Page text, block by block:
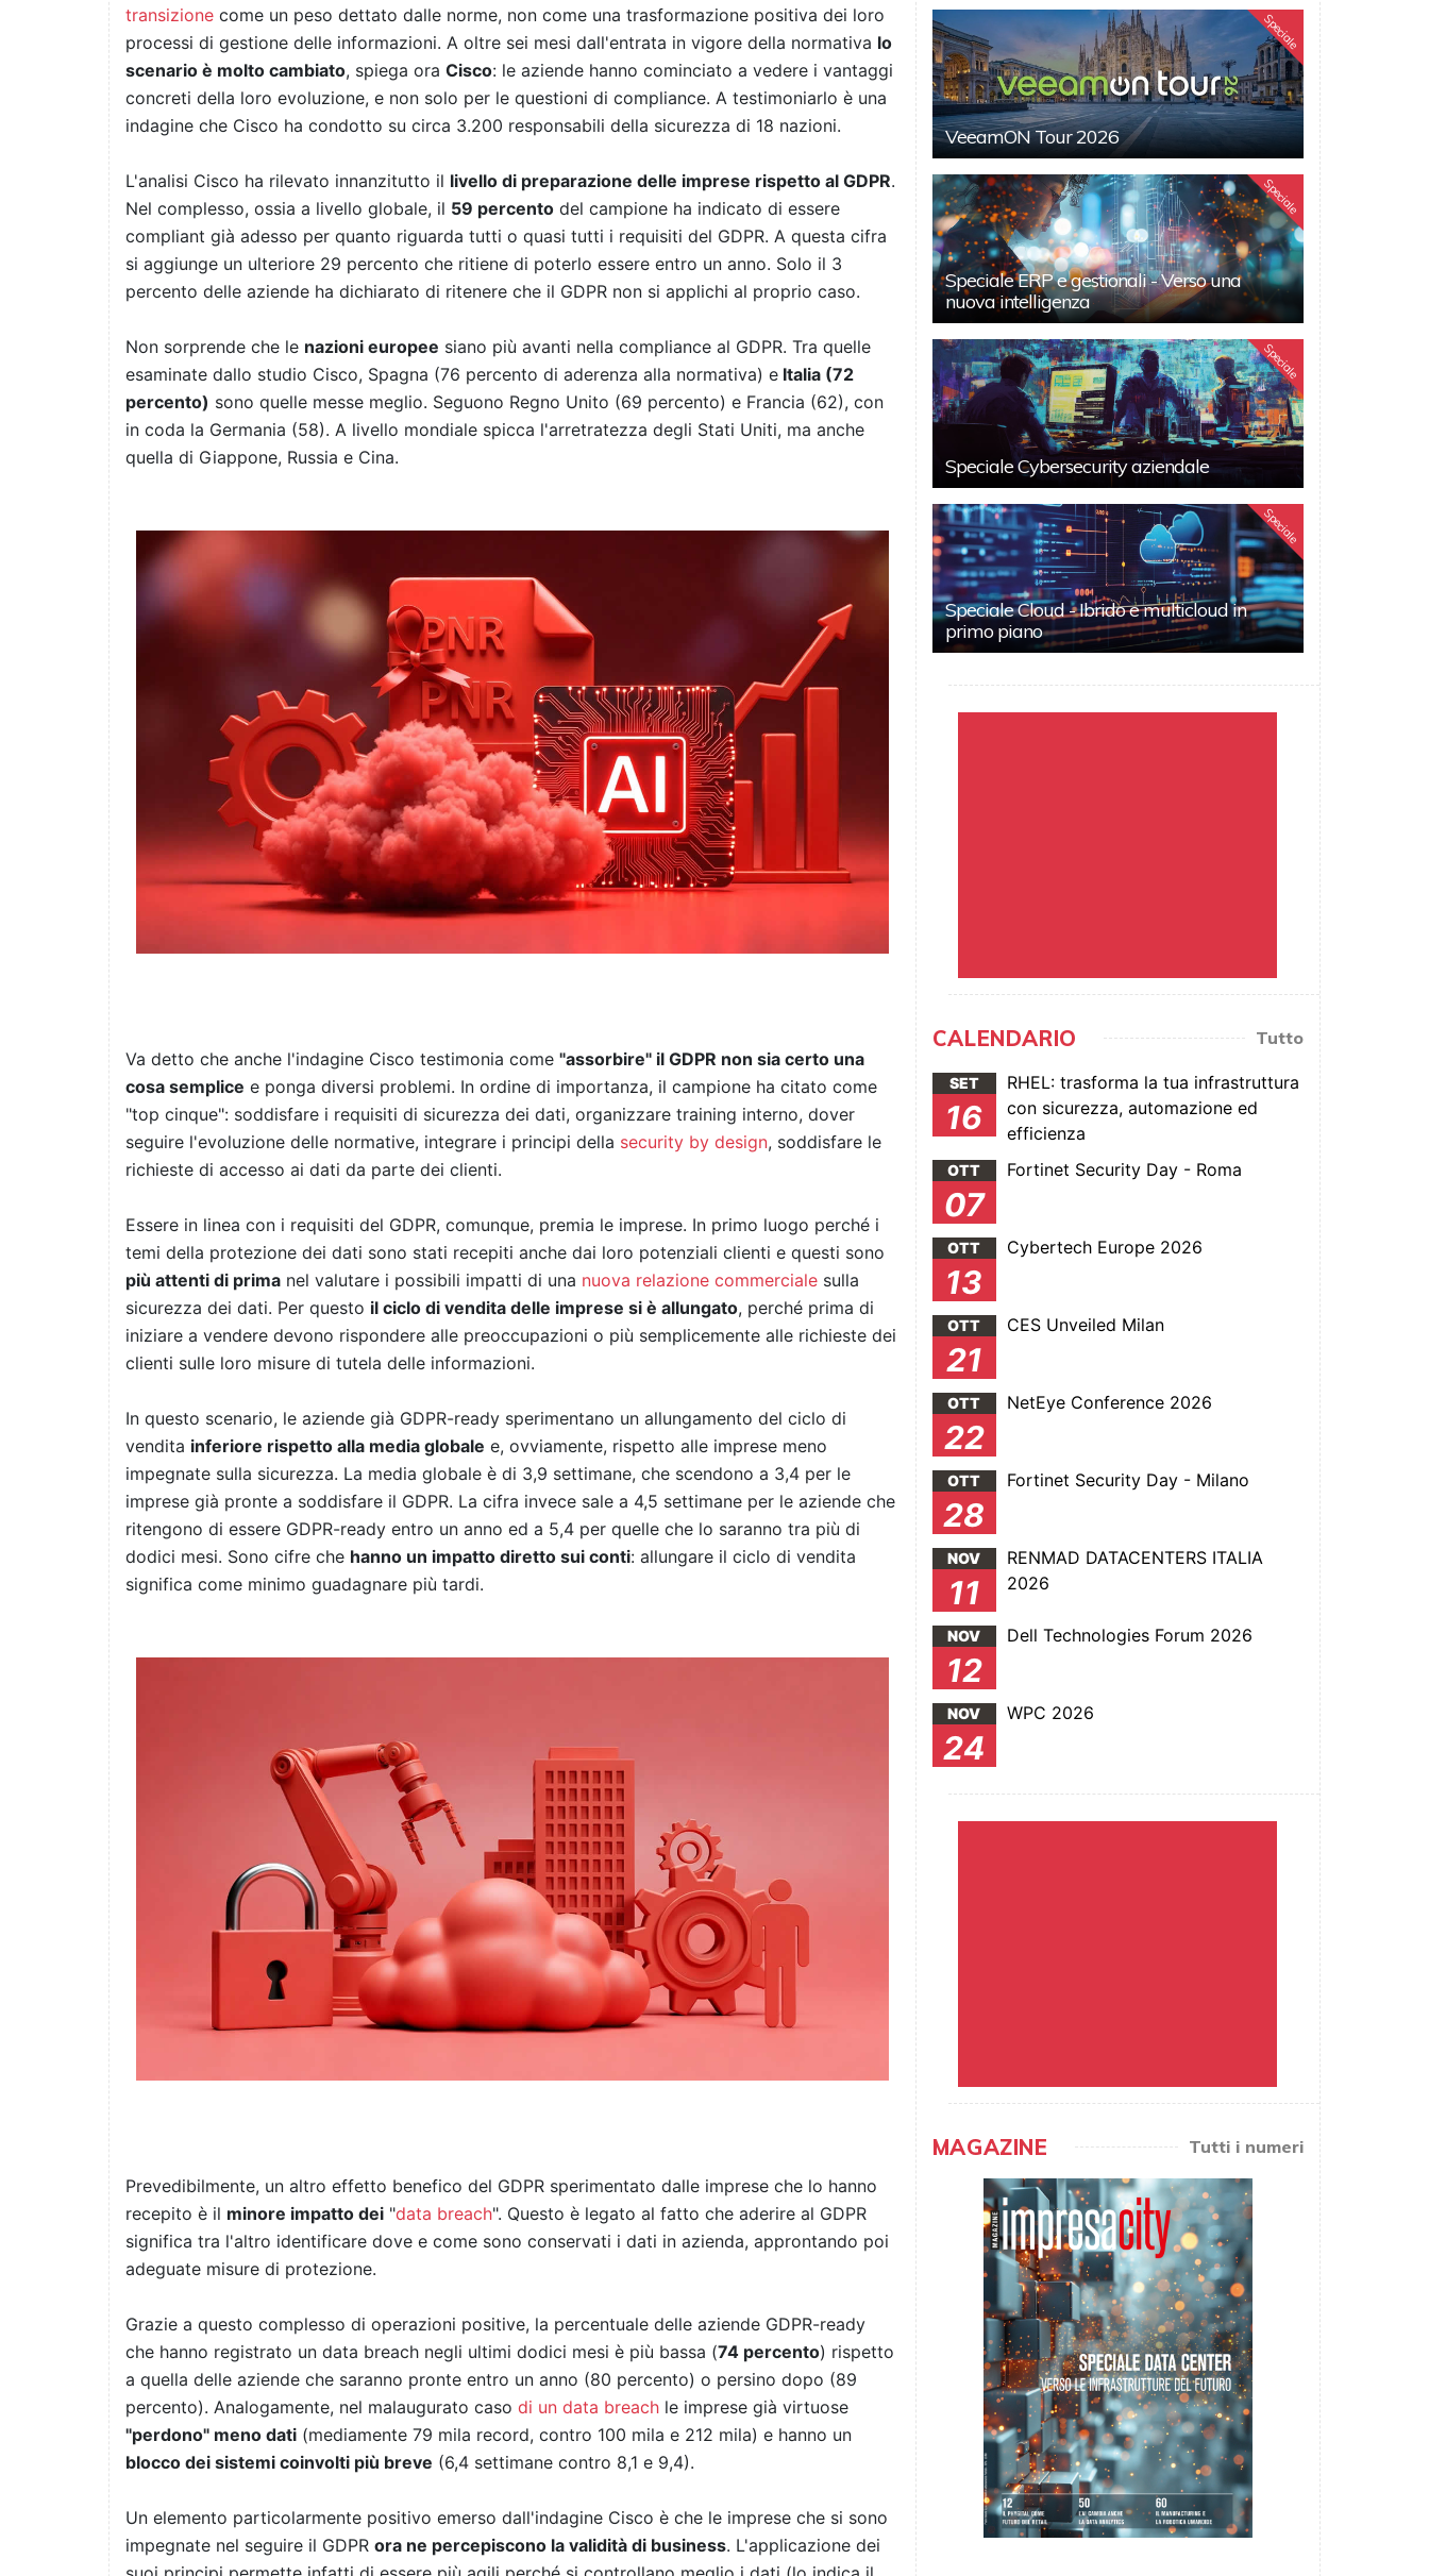
transizione come un peso dettato dalle norme, non come una trasformazione positiva dei loro
processi di gestione delle informazioni. A oltre sei mesi dall'entrata in vigore della normativa lo
scenario è molto cambiato, spiega ora Cisco: le aziende hanno cominciato a vedere i vantaggi
concreti della loro evoluzione, e non solo per le questioni di compliance. A testimoniarlo è una
indagine che Cisco ha condotto su circa 3.200 responsabili della sicurezza di 18 nazioni.
L'analisi Cisco ha rilevato innanzitutto il livello di preparazione delle imprese rispetto al GDPR.
Nel complesso, ossia a livello globale, il 59 percento del campione ha indicato di essere
compliant già adesso per quanto riguarda tutti o quasi tutti i requisiti del GDPR. A questa cifra
si aggiunge un ulteriore 29 percento che ritiene di poterlo essere entro un anno. Solo il 3
percento delle aziende ha dichiarato di ritenere che il GDPR non si applichi al proprio caso.
Non sorprende che le nazioni europee siano più avanti nella compliance al GDPR. Tra quelle
esaminate dallo studio Cisco, Spagna (76 percento di aderenza alla normativa) e Italia (72
percento) sono quelle messe meglio. Seguono Regno Unito (69 percento) e Francia (62), con
in coda la Germania (58). A livello mondiale spicca l'arretratezza degli Stati Uniti, ma anche
quella di Giappone, Russia e Cina.
Va detto che anche l'indagine Cisco testimonia come "assorbire" il GDPR non sia certo una
cosa semplice e ponga diversi problemi. In ordine di importanza, il campione ha citato come
"top cinque": soddisfare i requisiti di sicurezza dei dati, organizzare training interno, dover
seguire l'evoluzione delle normative, integrare i principi della security by design, soddisfare le
richieste di accesso ai dati da parte dei clienti.
Essere in linea con i requisiti del GDPR, comunque, premia le imprese. In primo luogo perché i
temi della protezione dei dati sono stati recepiti anche dai loro potenziali clienti e questi sono
più attenti di prima nel valutare i possibili impatti di una nuova relazione commerciale sulla
sicurezza dei dati. Per questo il ciclo di vendita delle imprese si è allungato, perché prima di
iniziare a vendere devono rispondere alle preoccupazioni o più semplicemente alle richieste dei
clienti sulle loro misure di tutela delle informazioni.
In questo scenario, le aziende già GDPR-ready sperimentano un allungamento del ciclo di
vendita inferiore rispetto alla media globale e, ovviamente, rispetto alle imprese meno
impegnate sulla sicurezza. La media globale è di 3,9 settimane, che scendono a 3,4 per le
imprese già pronte a soddisfare il GDPR. La cifra invece sale a 4,5 settimane per le aziende che
ritengono di essere GDPR-ready entro un anno ed a 5,4 per quelle che lo saranno tra più di
dodici mesi. Sono cifre che hanno un impatto diretto sui conti: allungare il ciclo di vendita
significa come minimo guadagnare più tardi.
Prevedibilmente, un altro effetto benefico del GDPR sperimentato dalle imprese che lo hanno
recepito è il minore impatto dei "data breach". Questo è legato al fatto che aderire al GDPR
significa tra l'altro identificare dove e come sono conservati i dati in azienda, approntando poi
adeguate misure di protezione.
Grazie a questo complesso di operazioni positive, la percentuale delle aziende GDPR-ready
che hanno registrato un data breach negli ultimi dodici mesi è più bassa (74 percento) rispetto
a quella delle aziende che saranno pronte entro un anno (80 percento) o persino dopo (89
percento). Analogamente, nel malaugurato caso di un data breach le imprese già virtuose
"perdono" meno dati (mediamente 79 mila record, contro 100 mila e 212 mila) e hanno un
blocco dei sistemi coinvolti più breve (6,4 settimane contro 8,1 e 9,4).
Un elemento particolarmente positivo emerso dall'indagine Cisco è che le imprese che si sono
impegnate nel seguire il GDPR ora ne percepiscono la validità di business. L'applicazione dei
Speciale
VeeamON Tour 2026
Speciale
Speciale ERP e gestionali - Verso una
nuova intelligenza
Speciale
Speciale Cybersecurity aziendale
Speciale
Speciale Cloud - Ibrido e multicloud in
primo piano
CALENDARIO Tutto
SET
16
RHEL: trasforma la tua infrastruttura
con sicurezza, automazione ed
efficienza
OTT
07
Fortinet Security Day - Roma
OTT
13
Cybertech Europe 2026
OTT
21
CES Unveiled Milan
OTT
22
NetEye Conference 2026
OTT
28
Fortinet Security Day - Milano
NOV
11
RENMAD DATACENTERS ITALIA
2026
NOV
12
Dell Technologies Forum 2026
NOV
24
WPC 2026
MAGAZINE Tutti i numeri